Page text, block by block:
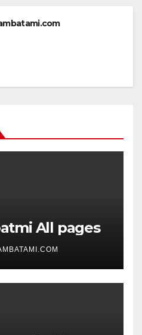
All pages